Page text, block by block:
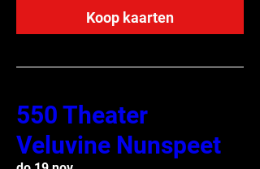
Koop kaarten
550 Theater
Veluvine Nunspeet